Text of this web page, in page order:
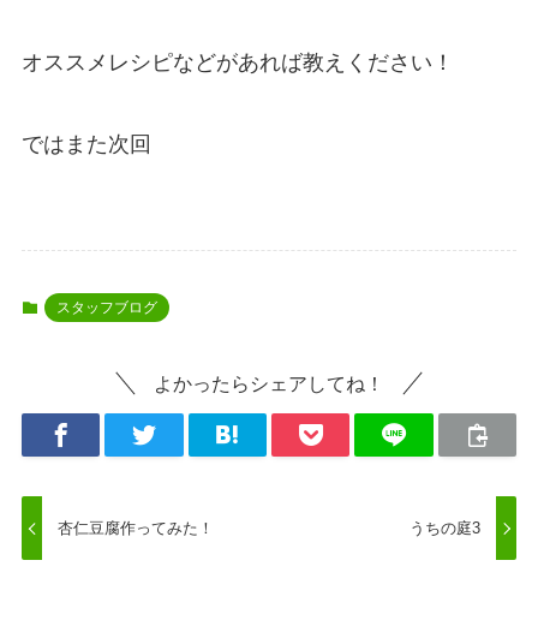
オススメレシピなどがあれば教えください！
ではまた次回
スタッフブログ
よかったらシェアしてね！
杏仁豆腐作ってみた！ うちの庭3